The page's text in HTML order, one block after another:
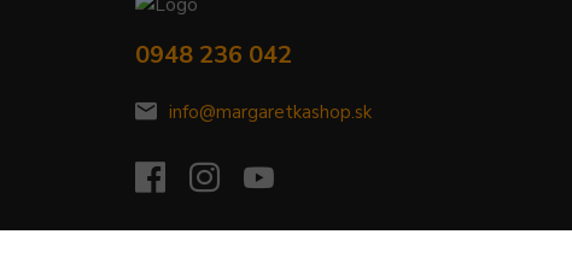
0948 236 042
info@margaretkashop.sk